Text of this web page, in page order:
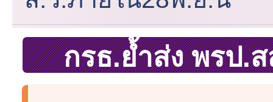
กรธ.ย้ำส่ง พรป.